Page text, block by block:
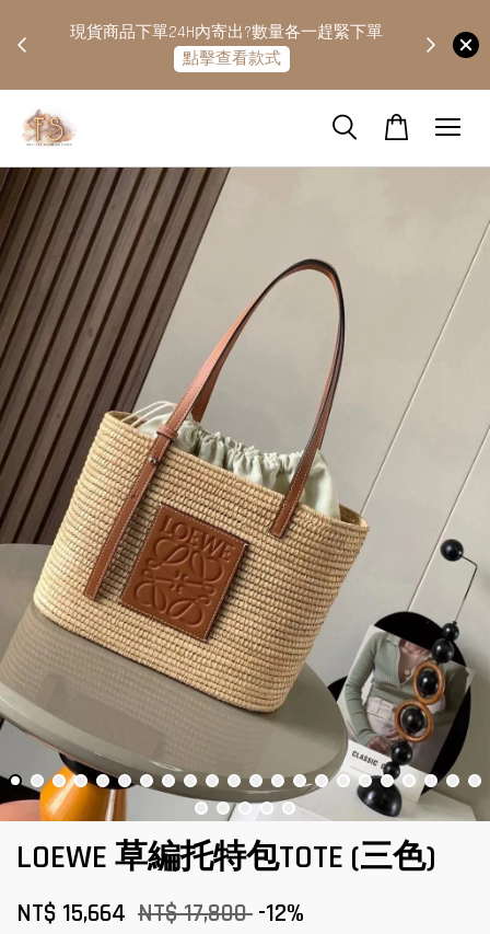
現貨商品下單24H內寄出?數量各一趕緊下單
點擊查看款式
LOEWE 草編托特包TOTE (三色)
NT$ 15,664 NT$ 17,800 -12%